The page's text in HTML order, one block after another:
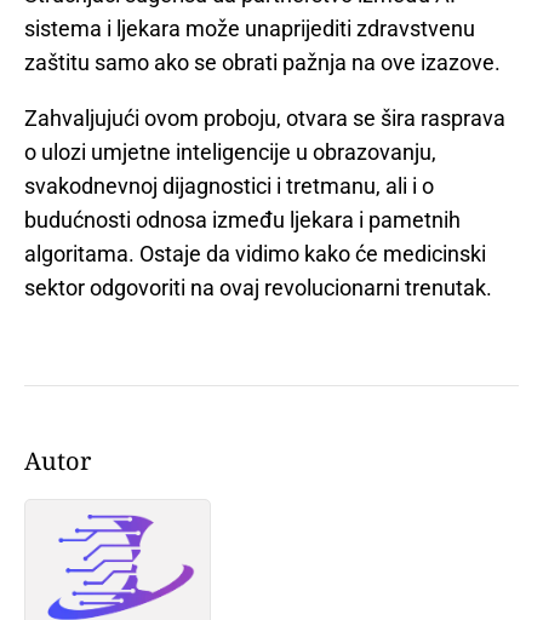
sistema i ljekara može unaprijediti zdravstvenu
zaštitu samo ako se obrati pažnja na ove izazove.
Zahvaljujući ovom proboju, otvara se šira rasprava
o ulozi umjetne inteligencije u obrazovanju,
svakodnevnoj dijagnostici i tretmanu, ali i o
budućnosti odnosa između ljekara i pametnih
algoritama. Ostaje da vidimo kako će medicinski
sektor odgovoriti na ovaj revolucionarni trenutak.
Autor